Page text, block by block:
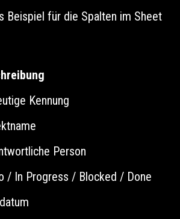
Beispiel für die Spalten im Sheet
Kennung
Person
/ In Progress / Blocked / Done